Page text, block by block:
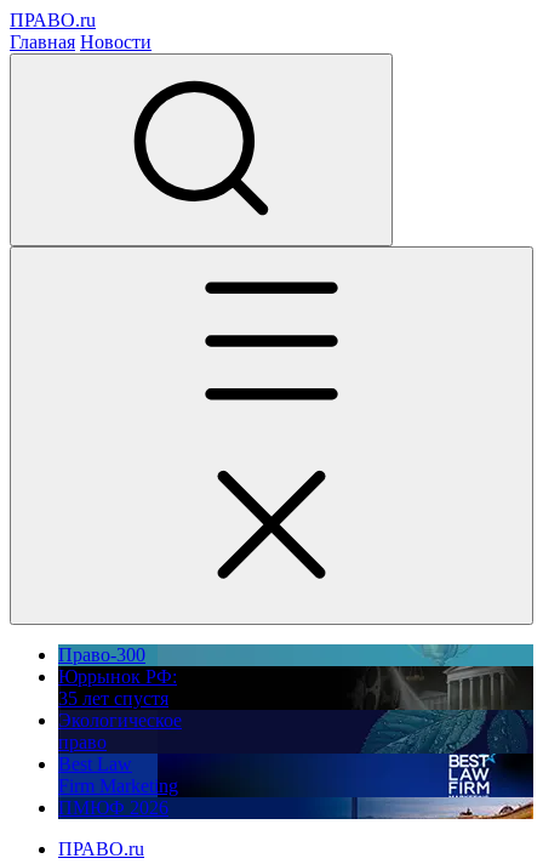
ПРАВО.ru
Главная Новости
Право-300
Юррынок РФ:
35 лет спустя
Экологическое
право
Best Law
Firm Marketing
ПМЮФ 2026
ПРАВО.ru